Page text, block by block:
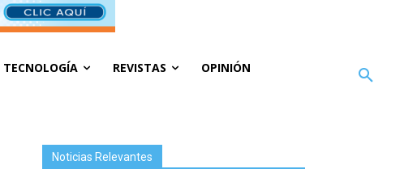
TECNOLOGÍA REVISTAS OPINIÓN
Noticias Relevantes